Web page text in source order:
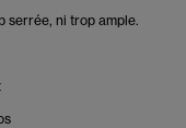
serrée, ni trop ample.